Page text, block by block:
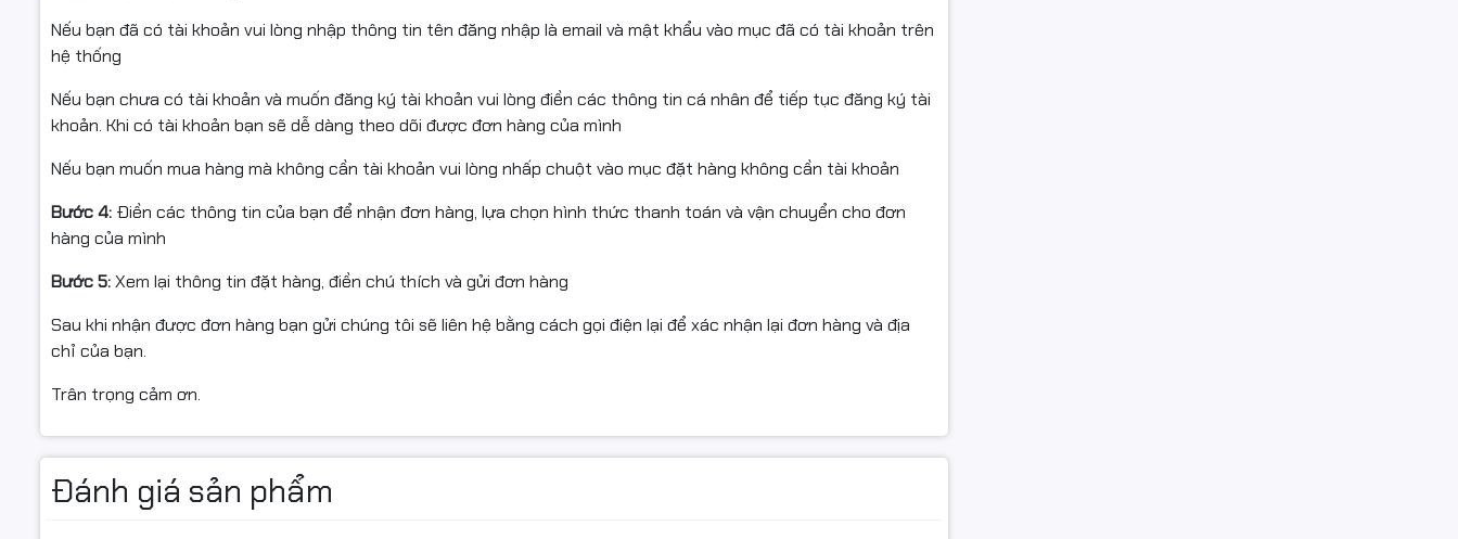
Nếu bạn đã có tài khoản vui lòng nhập thông tin tên đăng nhập là email và mật khẩu vào mục đã có tài khoản trên
hệ thống
Nếu bạn chưa có tài khoản và muốn đăng ký tài khoản vui lòng điền các thông tin cá nhân để tiếp tục đăng ký tài
khoản. Khi có tài khoản bạn sẽ dễ dàng theo dõi được đơn hàng của mình
Nếu bạn muốn mua hàng mà không cần tài khoản vui lòng nhấp chuột vào mục đặt hàng không cần tài khoản
Bước 4: Điền các thông tin của bạn để nhận đơn hàng, lựa chọn hình thức thanh toán và vận chuyển cho đơn
hàng của mình
Bước 5:Xem lại thông tin đặt hàng, điền chú thích và gửi đơn hàng
Sau khi nhận được đơn hàng bạn gửi chúng tôi sẽ liên hệ bằng cách gọi điện lại để xác nhận lại đơn hàng và địa
chỉ của bạn.
Trân trọng cảm ơn.
Đánh giá sản phẩm